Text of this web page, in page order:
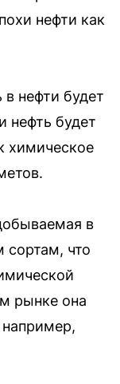
нефти как
нефти будет
нефть будет
химическое
в
сортам, что
рынке она